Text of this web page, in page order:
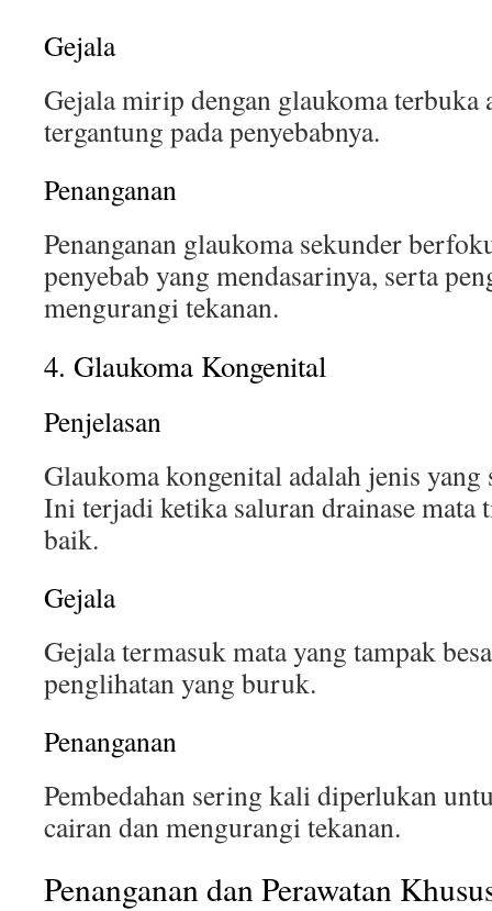
Gejala
Gejala mirip dengan glaukoma terbuka
tergantung pada penyebabnya.
Penanganan
Penanganan glaukoma sekunder
penyebab yang mendasarinya, serta
mengurangi tekanan.
4. Glaukoma Kongenital
Penjelasan
Glaukoma kongenital adalah jenis yang
Ini terjadi ketika saluran drainase mata
baik.
Gejala
Gejala termasuk mata yang tampak
penglihatan yang buruk.
Penanganan
Pembedahan sering kali diperlukan
cairan dan mengurangi tekanan.
Penanganan dan Perawatan